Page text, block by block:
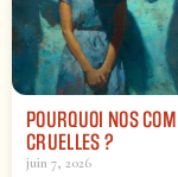
POURQUOI NOS
CRUELLES ?
juin 7, 2026